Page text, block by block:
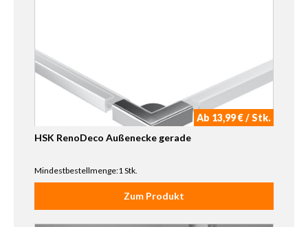
Ab 13,99 € / Stk.
HSK RenoDeco Außenecke gerade
Mindestbestellmenge:1 Stk.
Zum Produkt